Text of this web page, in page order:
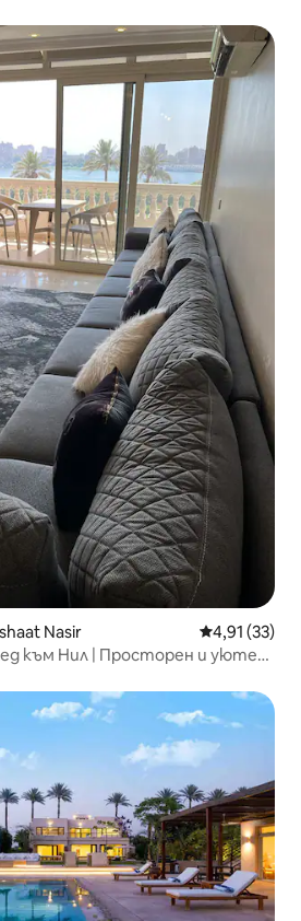
Nasir Средна
4,91 (33)
към Нил | Просторен и уютен